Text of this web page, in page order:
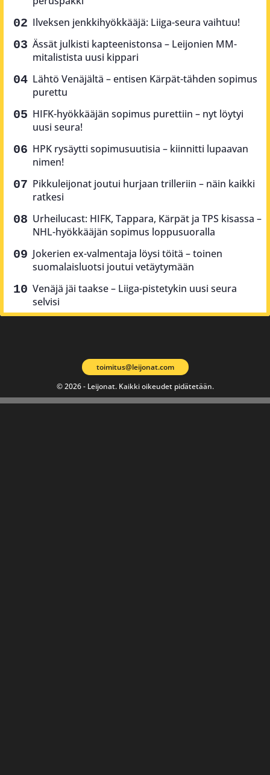
Ilveksen jenkkihyökkääjä: Liiga-seura vaihtuu!
Ässät julkisti kapteenistonsa – Leijonien MM-
mitalistista uusi kippari
Lähtö Venäjältä – entisen Kärpät-tähden sopimus
purettu
HIFK-hyökkääjän sopimus purettiin – nyt löytyi
uusi seura!
HPK rysäytti sopimusuutisia – kiinnitti lupaavan
nimen!
Pikkuleijonat joutui hurjaan trilleriin – näin kaikki
ratkesi
Urheilucast: HIFK, Tappara, Kärpät ja TPS kisassa –
NHL-hyökkääjän sopimus loppusuoralla
Jokerien ex-valmentaja löysi töitä – toinen
suomalaisluotsi joutui vetäytymään
Venäjä jäi taakse – Liiga-pistetykin uusi seura
selvisi
© 2026 - Leijonat. Kaikki oikeudet pidätetään.
toimitus@leijonat.com